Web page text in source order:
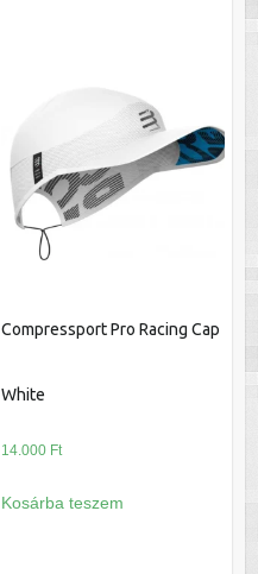
Compressport Pro Racing Cap
White
14.000 Ft
Kosárba teszem